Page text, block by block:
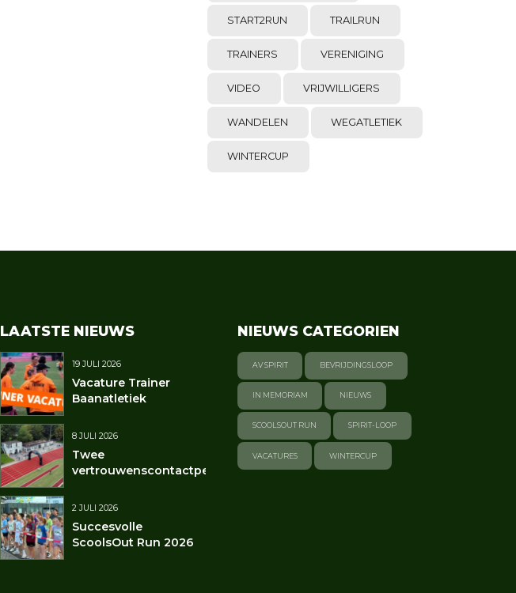
START2RUN TRAILRUN
TRAINERS VERENIGING
VIDEO VRIJWILLIGERS
WANDELEN WEGATLETIEK
WINTERCUP
LAATSTE NIEUWS
19 JULI 2026
Vacature Trainer
Baanatletiek
8 JULI 2026
Twee
vertrouwenscontactpersonen
2 JULI 2026
Succesvolle
ScoolsOut Run 2026
NIEUWS CATEGORIEN
AV SPIRIT BEVRIJDINGSLOOP
IN MEMORIAM NIEUWS
SCOOLSOUT RUN SPIRIT-LOOP
VACATURES WINTERCUP